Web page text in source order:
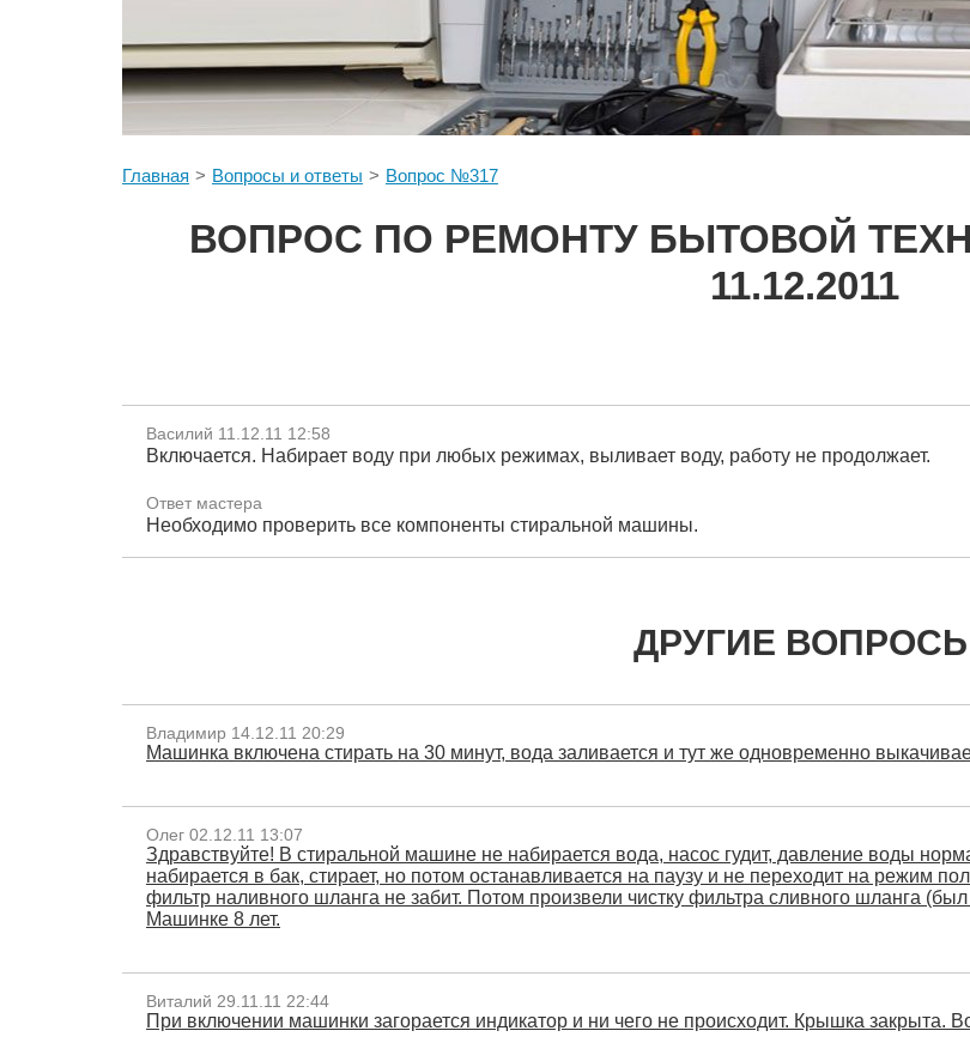
Главная Вопросы и ответы Вопрос №317
ВОПРОС ПО РЕМОНТУ БЫТОВОЙ
11.12.2011
Василий 11.12.11 12:58
Включается. Набирает воду при любых режимах, выливает воду, работу не продолжает.
Ответ мастера
Необходимо проверить все компоненты стиральной машины.
ДРУГИЕ
Владимир 14.12.11 20:29
Машинка включена стирать на 30 минут, вода заливается и тут же одновременно
Олег 02.12.11 13:07
Здравствуйте! В стиральной машине не набирается вода, насос гудит, давление воды
набирается в бак, стирает, но потом останавливается на паузу и не переходит на режим
фильтр наливного шланга не забит. Потом произвели чистку фильтра сливного шланга
Машинке 8 лет.
Виталий 29.11.11 22:44
При включении машинки загорается индикатор и ни чего не происходит. Крышка закрыта.